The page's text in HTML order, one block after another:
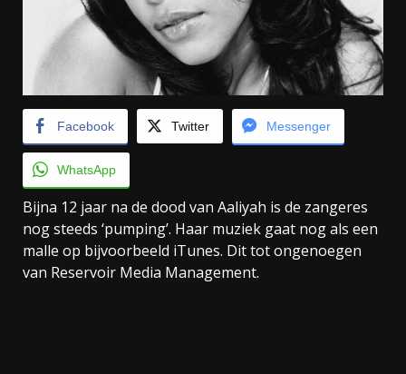
Facebook Twitter Messenger
WhatsApp
Bijna 12 jaar na de dood van Aaliyah is de zangeres
nog steeds ‘pumping’. Haar muziek gaat nog als een
malle op bijvoorbeeld iTunes. Dit tot ongenoegen
van Reservoir Media Management.